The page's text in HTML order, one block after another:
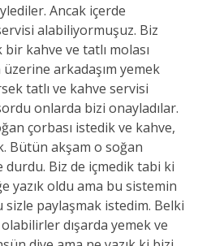
Ancak içerde
alabiliyormuşuz. Biz
kahve ve tatlı molası
arkadaşım yemek
tatlı ve kahve servisi
onlarda bizi onayladılar.
çorbası istedik ve kahve,
Bütün akşam o soğan
durdu. Biz de içmedik tabi ki
yazık oldu ama bu sistemin
paylaşmak istedim. Belki
olabilirler dışarda yemek ve